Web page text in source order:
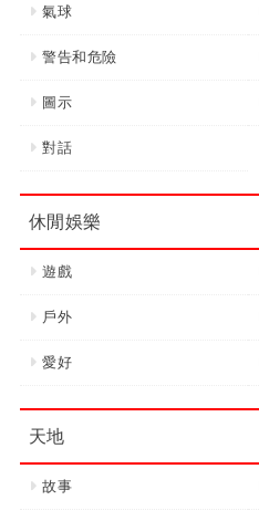
氣球
警告和危險
圖示
對話
休閒娛樂
遊戲
戶外
愛好
天地
故事